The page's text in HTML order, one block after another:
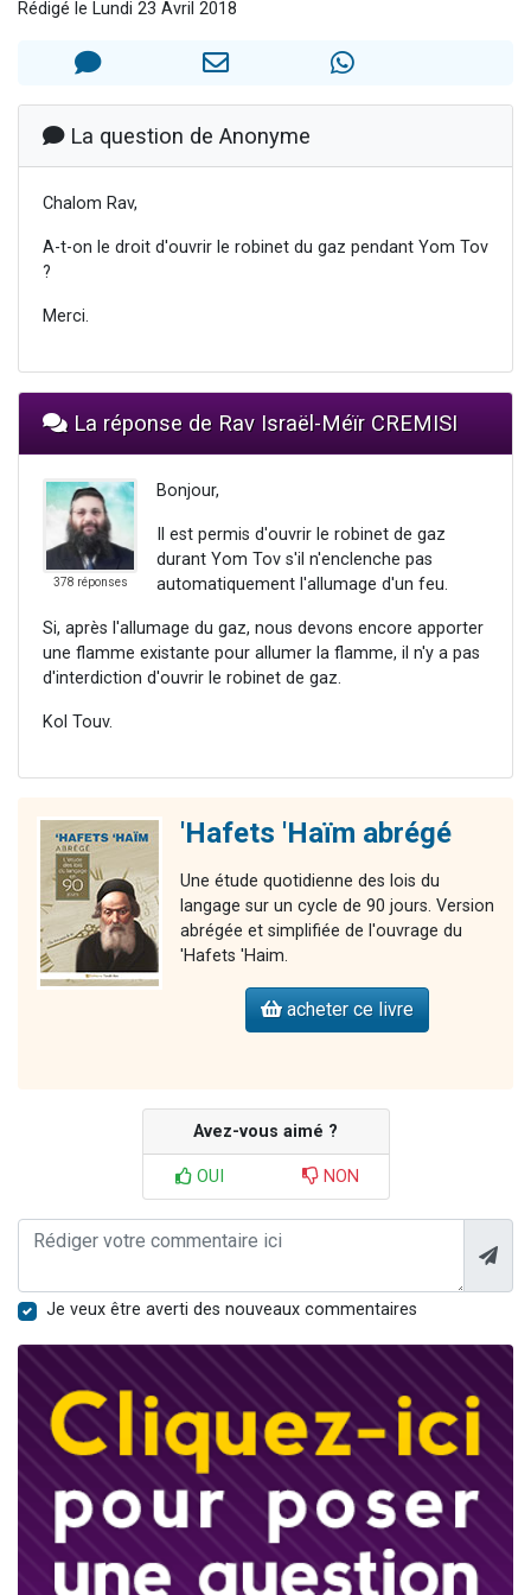
12 nouvelles musiques dans Torah-Box Music
2 personnes viennent de nous rejoindre sur WhatsApp
Rédigé le Lundi 23 Avril 2018
La question de Anonyme
Chalom Rav,
A-t-on le droit d'ouvrir le robinet du gaz pendant Yom Tov
?
Merci.
La réponse de Rav Israël-Méïr CREMISI
378 réponses
Bonjour,
Il est permis d'ouvrir le robinet de gaz
durant Yom Tov s'il n'enclenche pas
automatiquement l'allumage d'un feu.
Si, après l'allumage du gaz, nous devons encore apporter
une flamme existante pour allumer la flamme, il n'y a pas
d'interdiction d'ouvrir le robinet de gaz.
Kol Touv.
'Hafets 'Haïm abrégé
Une étude quotidienne des lois du
langage sur un cycle de 90 jours. Version
abrégée et simplifiée de l'ouvrage du
'Hafets 'Haim.
acheter ce livre
Avez-vous aimé ?
OUI NON
Je veux être averti des nouveaux commentaires